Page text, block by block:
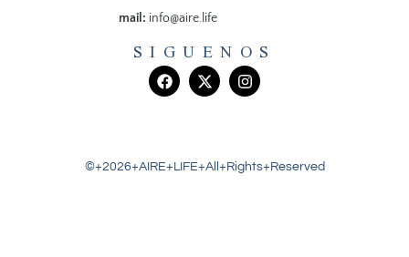
mail: info@aire.life
SIGUENOS
©+2026+AIRE+LIFE+All+Rights+Reserved